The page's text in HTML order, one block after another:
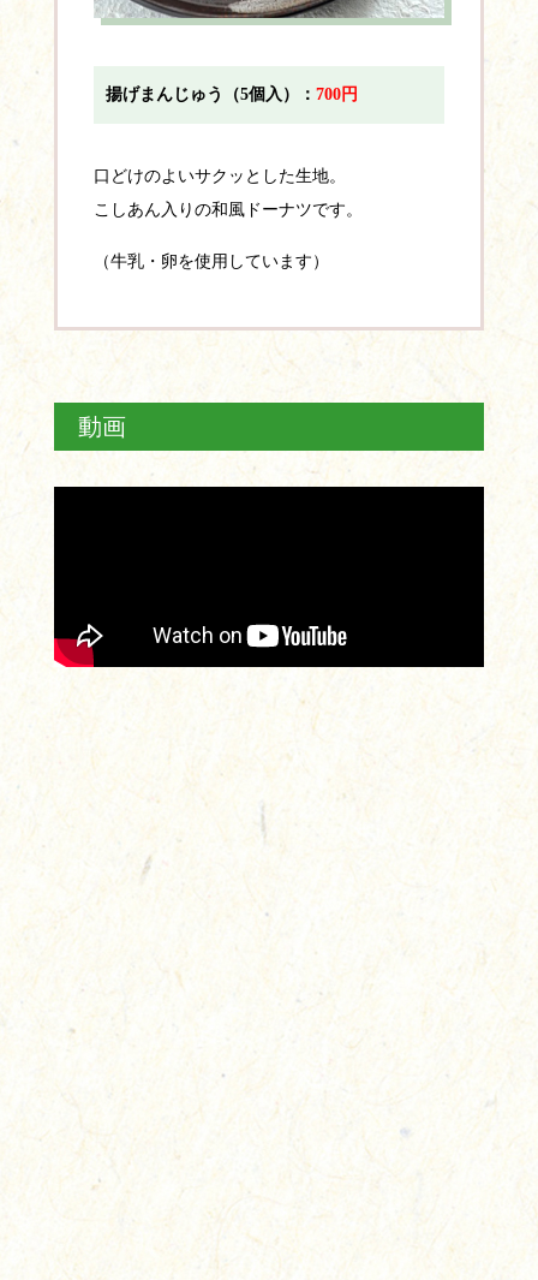
揚げまんじゅう（5個入）： 700円
口どけのよいサクッとした生地。
こしあん入りの和風ドーナツです。
（牛乳・卵を使用しています）
動画